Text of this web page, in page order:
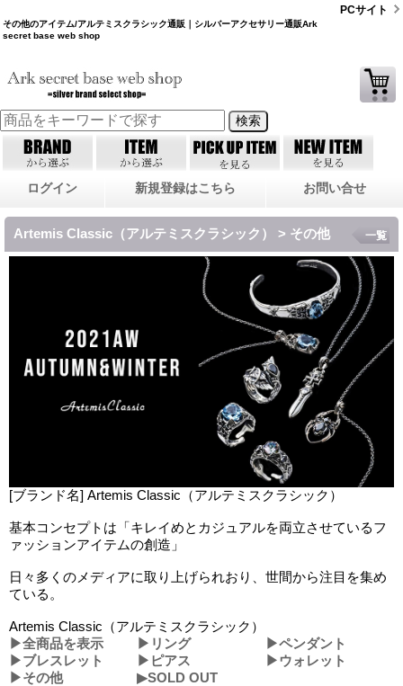
その他のアイテム/アルテミスクラシック通販｜シルバーアクセサリー通販Ark
secret base web shop
PCサイト
ログイン 新規登録はこちら お問い合せ
Artemis Classic（アルテミスクラシック） > その他
[ブランド名] Artemis Classic（アルテミスクラシック）
基本コンセプトは「キレイめとカジュアルを両立させているフ
ァッションアイテムの創造」
日々多くのメディアに取り上げられおり、世間から注目を集め
ている。
Artemis Classic（アルテミスクラシック）
▶全商品を表示
▶リング
▶ペンダント
▶ブレスレット
▶ピアス
▶ウォレット
▶その他
▶SOLD OUT
一覧